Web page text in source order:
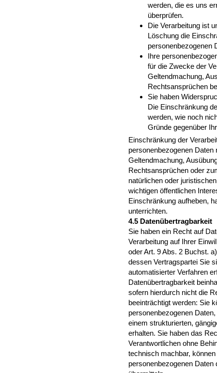
werden, die es uns
überprüfen.
Die Verarbeitung ist
Löschung die
personenbezogenen
Ihre
für die Zwecke der
Geltendmachung,
Rechtsansprüchen
Sie haben
Die Einschränkung
werden, wie noch
Gründe gegenüber
Einschränkung der
personenbezogenen
Geltendmachung,
Rechtsansprüchen oder
natürlichen oder
wichtigen öffentlichen
Einschränkung aufheben,
unterrichten.
4.5 Datenübertragbarkeit
Sie haben ein Recht auf
Verarbeitung auf Ihrer
oder Art. 9 Abs. 2 Buchst.
dessen Vertragspartei Sie
automatisierter Verfahren
Datenübertragbarkeit
sofern hierdurch nicht die
beeinträchtigt werden: Sie
personenbezogenen
einem strukturierten,
erhalten. Sie haben das
Verantwortlichen ohne
technisch machbar,
personenbezogenen Daten